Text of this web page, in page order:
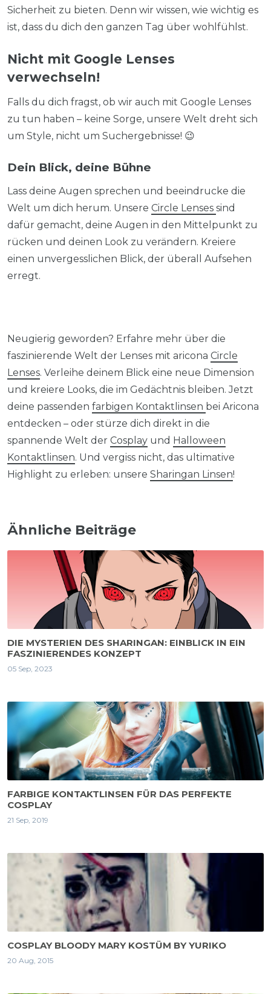
Sicherheit zu bieten. Denn wir wissen, wie wichtig es
ist, dass du dich den ganzen Tag über wohlfühlst.
Nicht mit Google Lenses
verwechseln!
Falls du dich fragst, ob wir auch mit Google Lenses
zu tun haben – keine Sorge, unsere Welt dreht sich
um Style, nicht um Suchergebnisse! 😉
Dein Blick, deine Bühne
Lass deine Augen sprechen und beeindrucke die
Welt um dich herum. Unsere Circle Lenses sind
dafür gemacht, deine Augen in den Mittelpunkt zu
rücken und deinen Look zu verändern. Kreiere
einen unvergesslichen Blick, der überall Aufsehen
erregt.
Neugierig geworden? Erfahre mehr über die
faszinierende Welt der Lenses mit aricona Circle
Lenses. Verleihe deinem Blick eine neue Dimension
und kreiere Looks, die im Gedächtnis bleiben. Jetzt
deine passenden farbigen Kontaktlinsen bei Aricona
entdecken – oder stürze dich direkt in die
spannende Welt der Cosplay und Halloween
Kontaktlinsen. Und vergiss nicht, das ultimative
Highlight zu erleben: unsere Sharingan Linsen!
Ähnliche Beiträge
DIE MYSTERIEN DES SHARINGAN: EINBLICK IN EIN
FASZINIERENDES KONZEPT
05 Sep, 2023
FARBIGE KONTAKTLINSEN FÜR DAS PERFEKTE
COSPLAY
21 Sep, 2019
COSPLAY BLOODY MARY KOSTÜM BY YURIKO
20 Aug, 2015